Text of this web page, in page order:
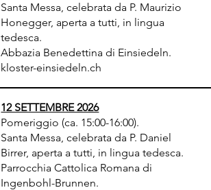
Santa Messa, celebrata da P. Maurizio
Honegger, aperta a tutti, in lingua
tedesca.
Abbazia Benedettina di Einsiedeln.
kloster-einsiedeln.ch
12 SETTEMBRE 2026
Pomeriggio (ca. 15:00-16:00).
Santa Messa, celebrata da P. Daniel
Birrer, aperta a tutti, in lingua tedesca.
Parrocchia Cattolica Romana di
Ingenbohl-Brunnen.